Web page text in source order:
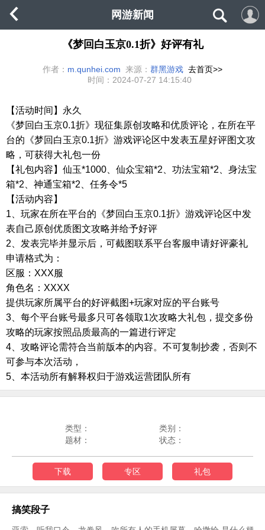
网游新闻
《梦回白玉京0.1折》好评有礼
作者： m.qunhei.com 来源： 群黑游戏 去首页>>
时间： 2024-07-27 14:15:40
【活动时间】永久
《梦回白玉京0.1折》现征集原创攻略和优质评论，在所在平
台的《梦回白玉京0.1折》游戏评论区中发表五星好评图文攻
略，可获得大礼包一份
【礼包内容】仙玉*1000 、仙众宝箱*2 、功法宝箱*2 、身法宝
箱*2 、神通宝箱*2 、任务令*5
【活动内容】
1 、玩家在所在平台的《梦回白玉京0.1折》游戏评论区中发
表自己原创优质图文攻略并给予好评
2 、发表完毕并显示后，可截图联系平台客服申请好评豪礼
申请格式为：
区服： XXX服
角色名： XXXX
提供玩家所属平台的好评截图+玩家对应的平台账号
3 、每个平台账号最多只可各领取1次攻略大礼包，提交多份
攻略的玩家按照品质最高的一篇进行评定
4 、攻略评论需符合当前版本的内容。不可复制抄袭，否则不
可参与本次活动，
5 、本活动所有解释权归于游戏运营团队所有
类型：
类别：
题材：
状态：
下载 专区 礼包
搞笑段子